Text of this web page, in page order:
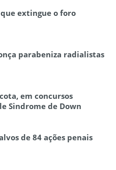
extingue o foro
parabeniza radialistas
em concursos
Sindrome de Down
de 84 ações penais